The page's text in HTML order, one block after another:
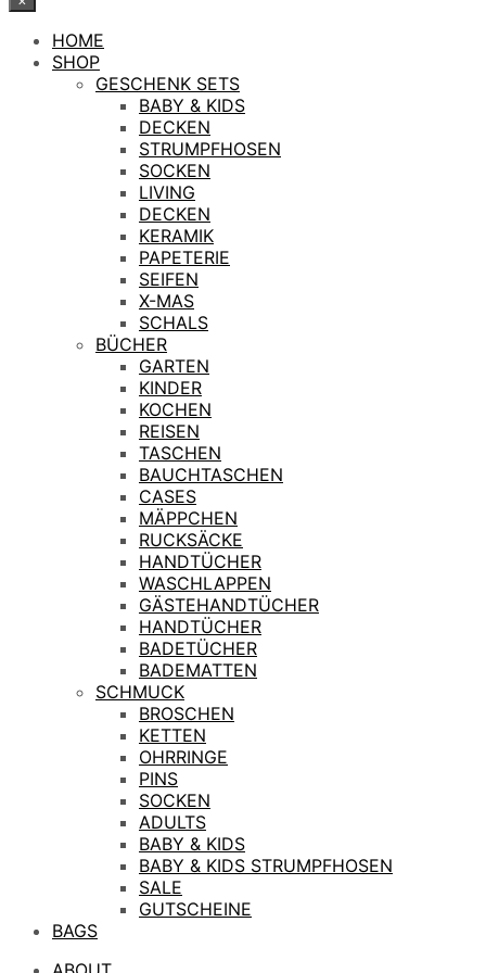
HOME
SHOP
GESCHENK SETS
BABY & KIDS
DECKEN
STRUMPFHOSEN
SOCKEN
LIVING
DECKEN
KERAMIK
PAPETERIE
SEIFEN
X-MAS
SCHALS
BÜCHER
GARTEN
KINDER
KOCHEN
REISEN
TASCHEN
BAUCHTASCHEN
CASES
MÄPPCHEN
RUCKSÄCKE
HANDTÜCHER
WASCHLAPPEN
GÄSTEHANDTÜCHER
HANDTÜCHER
BADETÜCHER
BADEMATTEN
SCHMUCK
BROSCHEN
KETTEN
OHRRINGE
PINS
SOCKEN
ADULTS
BABY & KIDS
BABY & KIDS STRUMPFHOSEN
SALE
GUTSCHEINE
BAGS